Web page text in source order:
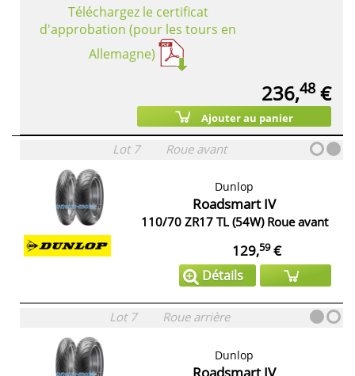
Téléchargez le certificat
d'approbation (pour les tours en
Allemagne)
236,48 €
Ajouter au panier
Lot 7 Roue avant
Dunlop
Roadsmart IV
110/70 ZR17 TL (54W) Roue avant
129,59€
Détails
Lot 7 Roue arrière
Dunlop
Roadsmart IV